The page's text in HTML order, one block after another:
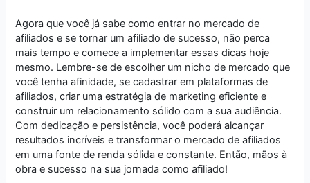
Agora que você já sabe como entrar no mercado de
afiliados e se tornar um afiliado de sucesso, não perca
mais tempo e comece a implementar essas dicas hoje
mesmo. Lembre-se de escolher um nicho de mercado que
você tenha afinidade, se cadastrar em plataformas de
afiliados, criar uma estratégia de marketing eficiente e
construir um relacionamento sólido com a sua audiência.
Com dedicação e persistência, você poderá alcançar
resultados incríveis e transformar o mercado de afiliados
em uma fonte de renda sólida e constante. Então, mãos à
obra e sucesso na sua jornada como afiliado!